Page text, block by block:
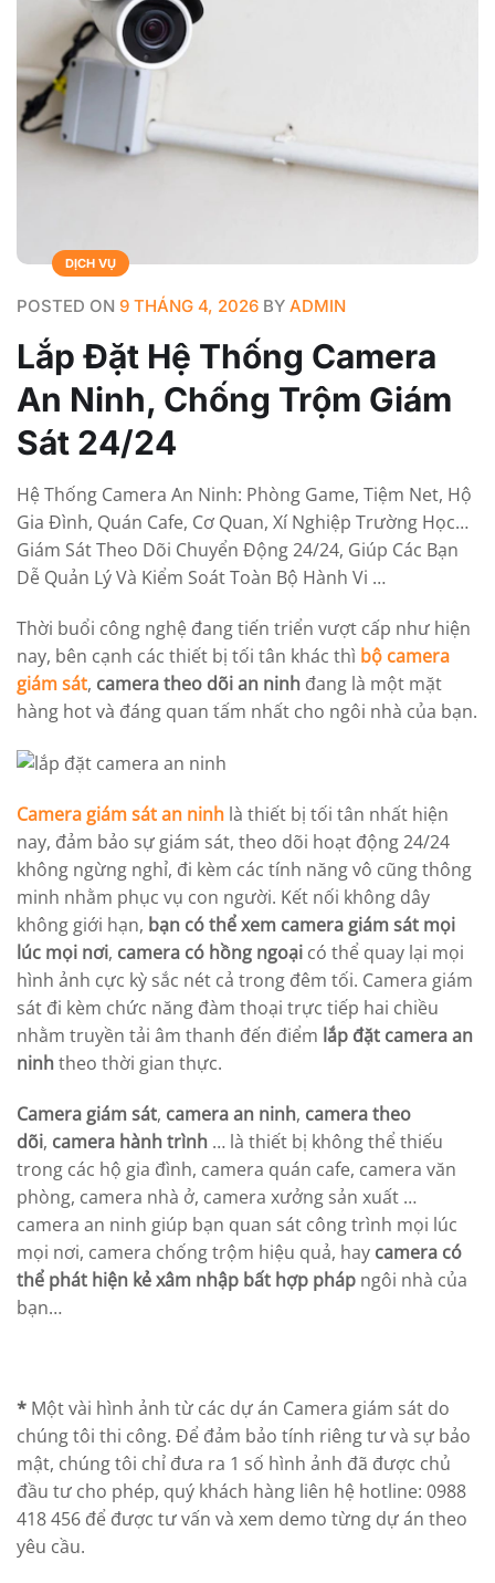
DỊCH VỤ
POSTED ON 9 THÁNG 4, 2026 BY ADMIN
Lắp Đặt Hệ Thống Camera
An Ninh, Chống Trộm Giám
Sát 24/24
Hệ Thống Camera An Ninh: Phòng Game, Tiệm Net, Hộ
Gia Đình, Quán Cafe, Cơ Quan, Xí Nghiệp Trường Học…
Giám Sát Theo Dõi Chuyển Động 24/24, Giúp Các Bạn
Dễ Quản Lý Và Kiểm Soát Toàn Bộ Hành Vi …
Thời buổi công nghệ đang tiến triển vượt cấp như hiện
nay, bên cạnh các thiết bị tối tân khác thì bộ camera
giám sát, camera theo dõi an ninh đang là một mặt
hàng hot và đáng quan tấm nhất cho ngôi nhà của bạn.
Camera giám sát an ninh là thiết bị tối tân nhất hiện
nay, đảm bảo sự giám sát, theo dõi hoạt động 24/24
không ngừng nghỉ, đi kèm các tính năng vô cũng thông
minh nhằm phục vụ con người. Kết nối không dây
không giới hạn, bạn có thể xem camera giám sát mọi
lúc mọi nơi, camera có hồng ngoại có thể quay lại mọi
hình ảnh cực kỳ sắc nét cả trong đêm tối. Camera giám
sát đi kèm chức năng đàm thoại trực tiếp hai chiều
nhằm truyền tải âm thanh đến điểm lắp đặt camera an
ninhtheo thời gian thực.
Camera giám sát, camera an ninh, camera theo
dõi, camera hành trình … là thiết bị không thể thiếu
trong các hộ gia đình, camera quán cafe, camera văn
phòng, camera nhà ở, camera xưởng sản xuất …
camera an ninh giúp bạn quan sát công trình mọi lúc
mọi nơi, camera chống trộm hiệu quả, hay camera có
thể phát hiện kẻ xâm nhập bất hợp pháp ngôi nhà của
bạn…
* Một vài hình ảnh từ các dự án Camera giám sát do
chúng tôi thi công. Để đảm bảo tính riêng tư và sự bảo
mật, chúng tôi chỉ đưa ra 1 số hình ảnh đã được chủ
đầu tư cho phép, quý khách hàng liên hệ hotline: 0988
418 456 để được tư vấn và xem demo từng dự án theo
yêu cầu.